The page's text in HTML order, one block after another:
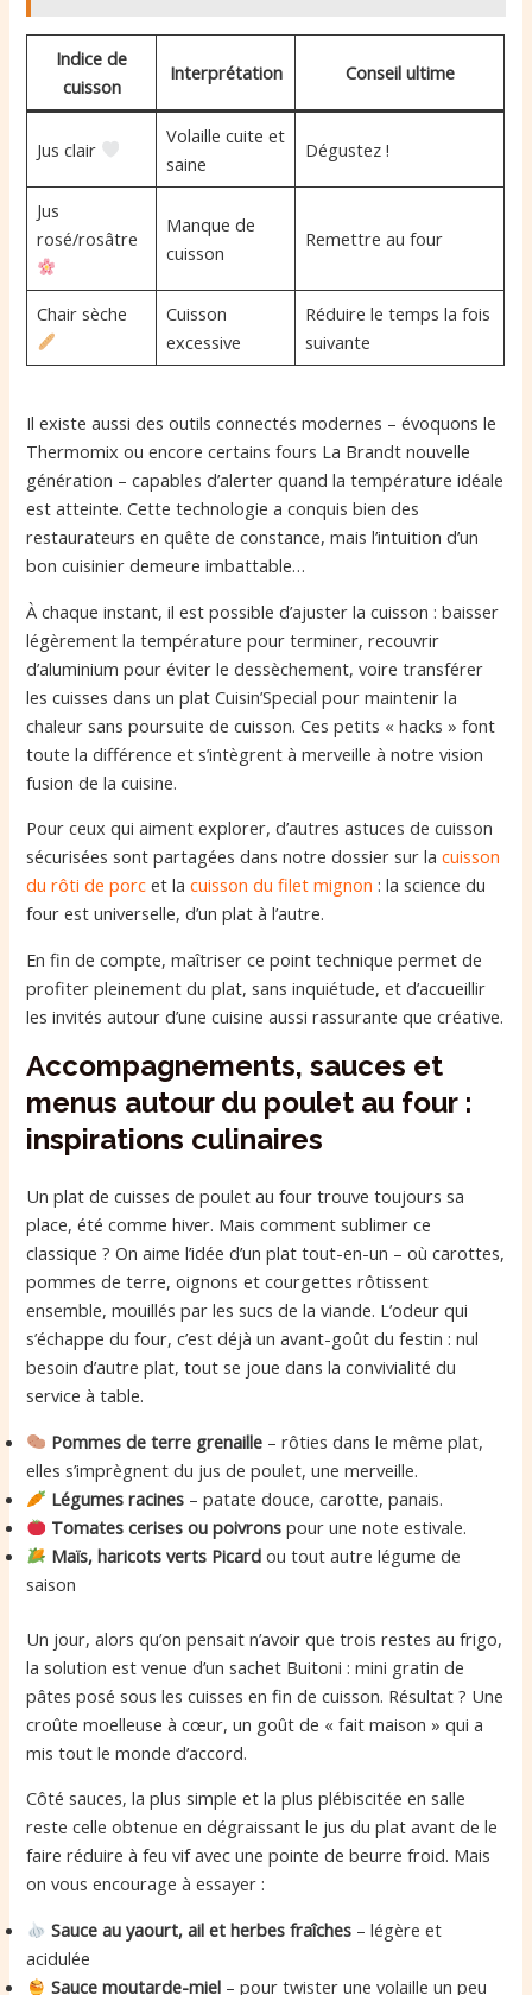
Indice de
cuisson
Interprétation Conseil ultime
Jus clair
Volaille cuite et
saine
Dégustez !
Jus
rosé/rosâtre
Manque de
cuisson
Remettre au four
Chair sèche
Cuisson
excessive
Réduire le temps la fois
suivante
Il existe aussi des outils connectés modernes – évoquons le
Thermomix ou encore certains fours La Brandt nouvelle
génération – capables d’alerter quand la température idéale
est atteinte. Cette technologie a conquis bien des
restaurateurs en quête de constance, mais l’intuition d’un
bon cuisinier demeure imbattable…
À chaque instant, il est possible d’ajuster la cuisson : baisser
légèrement la température pour terminer, recouvrir
d’aluminium pour éviter le dessèchement, voire transférer
les cuisses dans un plat Cuisin’Special pour maintenir la
chaleur sans poursuite de cuisson. Ces petits « hacks » font
toute la différence et s’intègrent à merveille à notre vision
fusion de la cuisine.
Pour ceux qui aiment explorer, d’autres astuces de cuisson
sécurisées sont partagées dans notre dossier sur lacuisson
du rôti de porc et lacuisson du filet mignon : la science du
four est universelle, d’un plat à l’autre.
En fin de compte, maîtriser ce point technique permet de
profiter pleinement du plat, sans inquiétude, et d’accueillir
les invités autour d’une cuisine aussi rassurante que créative.
Accompagnements, sauces et
menus autour du poulet au four :
inspirations culinaires
Un plat de cuisses de poulet au four trouve toujours sa
place, été comme hiver. Mais comment sublimer ce
classique ? On aime l’idée d’un plat tout-en-un – où carottes,
pommes de terre, oignons et courgettes rôtissent
ensemble, mouillés par les sucs de la viande. L’odeur qui
s’échappe du four, c’est déjà un avant-goût du festin : nul
besoin d’autre plat, tout se joue dans la convivialité du
service à table.
Pommes de terre grenaille – rôties dans le même plat,
elles s’imprègnent du jus de poulet, une merveille.
Légumes racines – patate douce, carotte, panais.
Tomates cerises ou poivrons pour une note estivale.
Maïs, haricots verts Picard ou tout autre légume de
saison
Un jour, alors qu’on pensait n’avoir que trois restes au frigo,
la solution est venue d’un sachet Buitoni : mini gratin de
pâtes posé sous les cuisses en fin de cuisson. Résultat ? Une
croûte moelleuse à cœur, un goût de « fait maison » qui a
mis tout le monde d’accord.
Côté sauces, la plus simple et la plus plébiscitée en salle
reste celle obtenue en dégraissant le jus du plat avant de le
faire réduire à feu vif avec une pointe de beurre froid. Mais
on vous encourage à essayer :
Sauce au yaourt, ail et herbes fraîches – légère et
acidulée
Sauce moutarde-miel – pour twister une volaille un peu